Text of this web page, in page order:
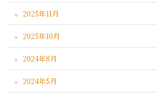
2025年11月
2025年10月
2024年8月
2024年5月